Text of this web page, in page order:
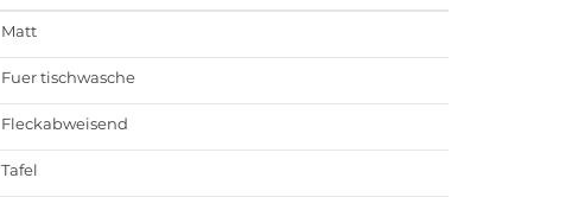
Matt
Fuer tischwasche
Fleckabweisend
Tafel